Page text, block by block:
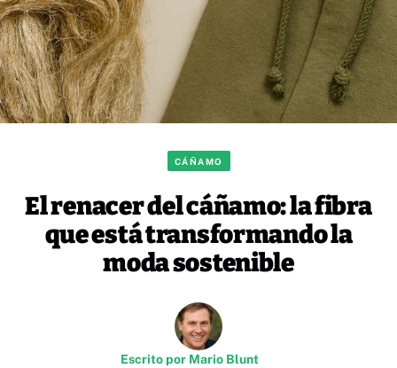
CÁÑAMO
El renacer del cáñamo: la fibra
que está transformando la
moda sostenible
Escrito por Mario Blunt